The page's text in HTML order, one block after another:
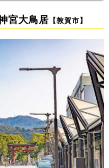
宮大鳥居 【敦賀市】